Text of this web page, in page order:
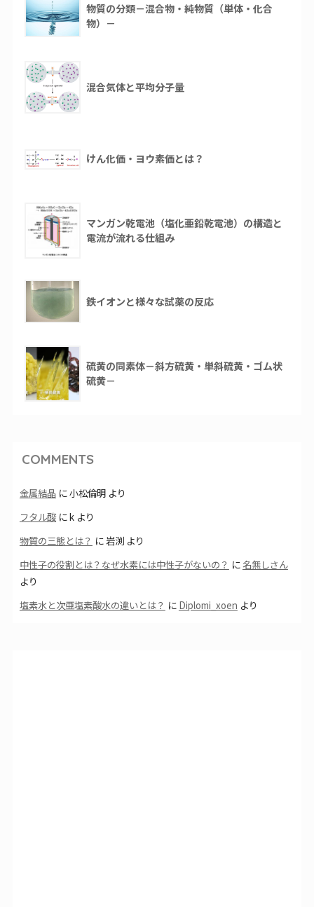
物質の分類－混合物・純物質（単体・化合
物）－
混合気体と平均分子量
けん化価・ヨウ素価とは？
マンガン乾電池（塩化亜鉛乾電池）の構造と
電流が流れる仕組み
鉄イオンと様々な試薬の反応
硫黄の同素体－斜方硫黄・単斜硫黄・ゴム状
硫黄－
COMMENTS
金属結晶に小松倫明より
フタル酸にkより
物質の三態とは？ に岩渕より
中性子の役割とは？なぜ水素には中性子がないの？ に名無しさん
より
塩素水と次亜塩素酸水の違いとは？ に Diplomi_xoen より